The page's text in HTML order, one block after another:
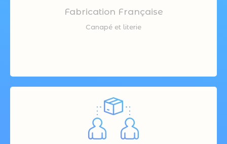
Fabrication Française
Canapé et literie